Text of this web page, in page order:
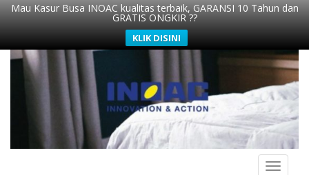
Mau Kasur Busa INOAC kualitas terbaik, GARANSI 10 Tahun dan
GRATIS ONGKIR ??
KLIK DISINI